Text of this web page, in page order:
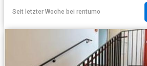
Seit letzter Woche bei rentumo